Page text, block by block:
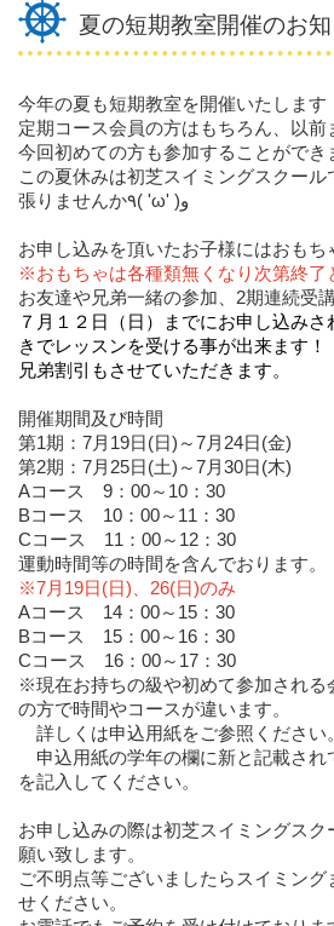
夏の短期教室開催のお
今年の夏も短期教室を開催いたします
定期コース会員の方はもちろん、以
今回初めての方も参加することができ
この夏休みは初芝スイミングスクー
張りませんか
٩( 'ω' )و
お申し込みを頂いたお子様にはおもち
※おもちゃは各種類無くなり次第終了
お友達や兄弟一緒の参加、2期連続受
７月１２日（日）までにお申し込みさ
きでレッスンを受ける事が出来ます！
兄弟割引もさせていただきます。
開催期間及び時間
第1期：7月19日(日)～7月24日(金)
第2期：7月25日(土)～7月30日(木)
Aコース 9：00～10：30
Bコース 10：00～11：30
Cコース 11：00～12：30
運動時間等の時間を含んでおります。
※7月19日(日)、26(日)のみ
Aコース 14：00～15：30
Bコース 15：00～16：30
Cコース 16：00～17：30
※現在お持ちの級や初めて参加される
の方で時間やコースが違います。
詳しくは申込用紙をご参照ください。
申込用紙の学年の欄に新と記載され
を記入してください。
お申し込みの際は初芝スイミングスク
願い致します。
ご不明点等ございましたらスイミン
せください。